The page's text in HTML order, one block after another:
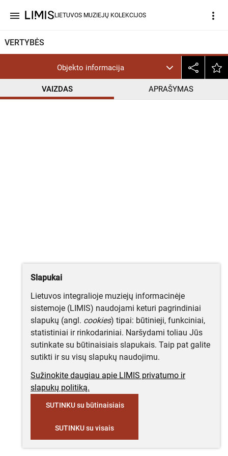
menu LIETUVOS MUZIEJŲ KOLEKCIJOS more_vert
VERTYBĖS
Objekto informacija
VAIZDAS APRAŠYMAS
CC BY-NC-ND
Slapukai
Lietuvos integralioje muziejų informacinėje
sistemoje (LIMIS) naudojami keturi pagrindiniai
slapukų (angl. cookies) tipai: būtinieji, funkciniai,
statistiniai ir rinkodariniai. Naršydami toliau Jūs
sutinkate su būtinaisiais slapukais. Taip pat galite
sutikti ir su visų slapukų naudojimu.
Sužinokite daugiau apie LIMIS privatumo ir
slapukų politiką.
SUTINKU su būtinaisiais
SUTINKU su visais